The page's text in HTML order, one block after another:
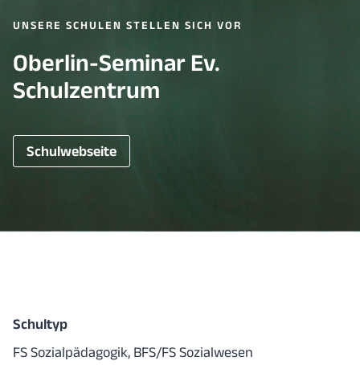
UNSERE SCHULEN STELLEN SICH VOR
Oberlin-Seminar Ev.
Schulzentrum
Schulwebseite
Schultyp
FS Sozialpädagogik, BFS/FS Sozialwesen